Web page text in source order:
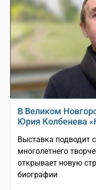
В Великом
Юрия Колбенева
Выставка подводит
многолетнего
открывает новую
биографии